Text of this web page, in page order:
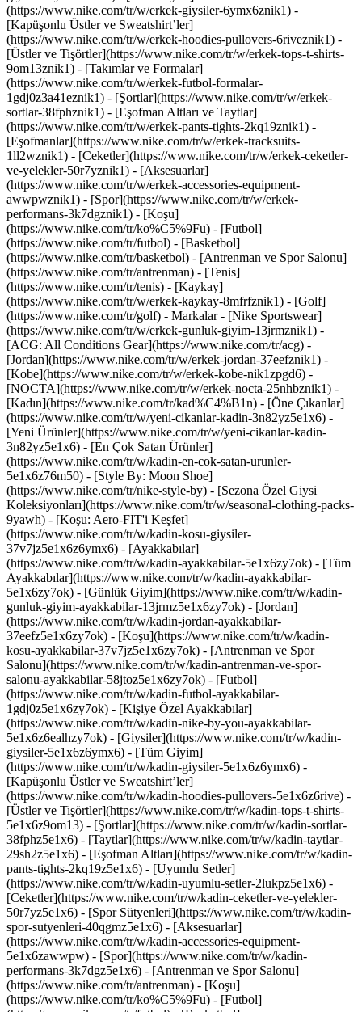
(https://www.nike.com/tr/w/erkek-giysiler-6ymx6znik1) -
[Kapüşonlu Üstler ve Sweatshirt’ler]
(https://www.nike.com/tr/w/erkek-hoodies-pullovers-6riveznik1) -
[Üstler ve Tişörtler](https://www.nike.com/tr/w/erkek-tops-t-shirts-
9om13znik1) - [Takımlar ve Formalar]
(https://www.nike.com/tr/w/erkek-futbol-formalar-
1gdj0z3a41eznik1) - [Şortlar](https://www.nike.com/tr/w/erkek-
sortlar-38fphznik1) - [Eşofman Altları ve Taytlar]
(https://www.nike.com/tr/w/erkek-pants-tights-2kq19znik1) -
[Eşofmanlar](https://www.nike.com/tr/w/erkek-tracksuits-
1ll2wznik1) - [Ceketler](https://www.nike.com/tr/w/erkek-ceketler-
ve-yelekler-50r7yznik1) - [Aksesuarlar]
(https://www.nike.com/tr/w/erkek-accessories-equipment-
awwpwznik1) - [Spor](https://www.nike.com/tr/w/erkek-
performans-3k7dgznik1) - [Koşu]
(https://www.nike.com/tr/ko%C5%9Fu) - [Futbol]
(https://www.nike.com/tr/futbol) - [Basketbol]
(https://www.nike.com/tr/basketbol) - [Antrenman ve Spor Salonu]
(https://www.nike.com/tr/antrenman) - [Tenis]
(https://www.nike.com/tr/tenis) - [Kaykay]
(https://www.nike.com/tr/w/erkek-kaykay-8mfrfznik1) - [Golf]
(https://www.nike.com/tr/golf) - Markalar - [Nike Sportswear]
(https://www.nike.com/tr/w/erkek-gunluk-giyim-13jrmznik1) -
[ACG: All Conditions Gear](https://www.nike.com/tr/acg) -
[Jordan](https://www.nike.com/tr/w/erkek-jordan-37eefznik1) -
[Kobe](https://www.nike.com/tr/w/erkek-kobe-nik1zpgd6) -
[NOCTA](https://www.nike.com/tr/w/erkek-nocta-25nhbznik1) -
[Kadın](https://www.nike.com/tr/kad%C4%B1n) - [Öne Çıkanlar]
(https://www.nike.com/tr/w/yeni-cikanlar-kadin-3n82yz5e1x6) -
[Yeni Ürünler](https://www.nike.com/tr/w/yeni-cikanlar-kadin-
3n82yz5e1x6) - [En Çok Satan Ürünler]
(https://www.nike.com/tr/w/kadin-en-cok-satan-urunler-
5e1x6z76m50) - [Style By: Moon Shoe]
(https://www.nike.com/tr/nike-style-by) - [Sezona Özel Giysi
Koleksiyonları](https://www.nike.com/tr/w/seasonal-clothing-packs-
9yawh) - [Koşu: Aero-FIT'i Keşfet]
(https://www.nike.com/tr/w/kadin-kosu-giysiler-
37v7jz5e1x6z6ymx6) - [Ayakkabılar]
(https://www.nike.com/tr/w/kadin-ayakkabilar-5e1x6zy7ok) - [Tüm
Ayakkabılar](https://www.nike.com/tr/w/kadin-ayakkabilar-
5e1x6zy7ok) - [Günlük Giyim](https://www.nike.com/tr/w/kadin-
gunluk-giyim-ayakkabilar-13jrmz5e1x6zy7ok) - [Jordan]
(https://www.nike.com/tr/w/kadin-jordan-ayakkabilar-
37eefz5e1x6zy7ok) - [Koşu](https://www.nike.com/tr/w/kadin-
kosu-ayakkabilar-37v7jz5e1x6zy7ok) - [Antrenman ve Spor
Salonu](https://www.nike.com/tr/w/kadin-antrenman-ve-spor-
salonu-ayakkabilar-58jtoz5e1x6zy7ok) - [Futbol]
(https://www.nike.com/tr/w/kadin-futbol-ayakkabilar-
1gdj0z5e1x6zy7ok) - [Kişiye Özel Ayakkabılar]
(https://www.nike.com/tr/w/kadin-nike-by-you-ayakkabilar-
5e1x6z6ealhzy7ok) - [Giysiler](https://www.nike.com/tr/w/kadin-
giysiler-5e1x6z6ymx6) - [Tüm Giyim]
(https://www.nike.com/tr/w/kadin-giysiler-5e1x6z6ymx6) -
[Kapüşonlu Üstler ve Sweatshirt’ler]
(https://www.nike.com/tr/w/kadin-hoodies-pullovers-5e1x6z6rive) -
[Üstler ve Tişörtler](https://www.nike.com/tr/w/kadin-tops-t-shirts-
5e1x6z9om13) - [Şortlar](https://www.nike.com/tr/w/kadin-sortlar-
38fphz5e1x6) - [Taytlar](https://www.nike.com/tr/w/kadin-taytlar-
29sh2z5e1x6) - [Eşofman Altları](https://www.nike.com/tr/w/kadin-
pants-tights-2kq19z5e1x6) - [Uyumlu Setler]
(https://www.nike.com/tr/w/kadin-uyumlu-setler-2lukpz5e1x6) -
[Ceketler](https://www.nike.com/tr/w/kadin-ceketler-ve-yelekler-
50r7yz5e1x6) - [Spor Sütyenleri](https://www.nike.com/tr/w/kadin-
spor-sutyenleri-40qgmz5e1x6) - [Aksesuarlar]
(https://www.nike.com/tr/w/kadin-accessories-equipment-
5e1x6zawwpw) - [Spor](https://www.nike.com/tr/w/kadin-
performans-3k7dgz5e1x6) - [Antrenman ve Spor Salonu]
(https://www.nike.com/tr/antrenman) - [Koşu]
(https://www.nike.com/tr/ko%C5%9Fu) - [Futbol]